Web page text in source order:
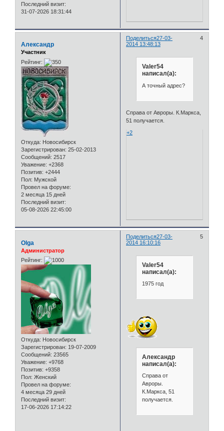
Последний визит:
31-07-2026 18:31:44
Поделиться 4
27-03-
2014 13:48:13
Александр
Участник
Рейтинг:
Откуда: Новосибирск
Зарегистрирован: 25-02-2013
Сообщений: 2517
Уважение: +2368
Позитив: +2444
Пол: Мужской
Провел на форуме:
2 месяца 15 дней
Последний визит:
05-08-2026 22:45:00
Valer54
написал(а):
А точный адрес?
Справа от Авроры. К.Маркса,
51 получается.
+2
Поделиться 5
27-03-
2014 16:10:16
Olga
Администратор
Рейтинг:
Откуда: Новосибирск
Зарегистрирован: 19-07-2009
Сообщений: 23565
Уважение: +9768
Позитив: +9358
Пол: Женский
Провел на форуме:
4 месяца 29 дней
Последний визит:
17-06-2026 17:14:22
Valer54
написал(а):
1975 год
Александр
написал(а):
Справа от
Авроры.
К.Маркса, 51
получается.